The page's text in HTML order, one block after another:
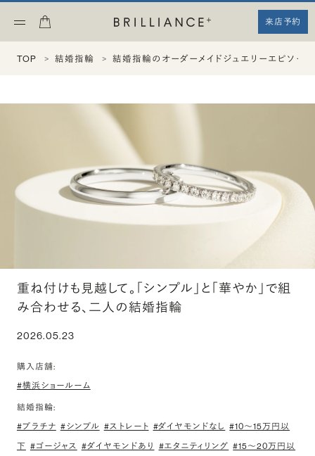
来店予約
TOP 結婚指輪 結婚指輪のオーダーメイドジュエリーエピソー
重ね付けも見越して。「シンプル」と「華やか」で組
み合わせる、二人の結婚指輪
2026.05.23
購入店舗:
#横浜ショールーム
結婚指輪:
#プラチナ #シンプル #ストレート #ダイヤモンドなし #10〜15万円以
下 #ゴージャス #ダイヤモンドあり #エタニティリング #15〜20万円以